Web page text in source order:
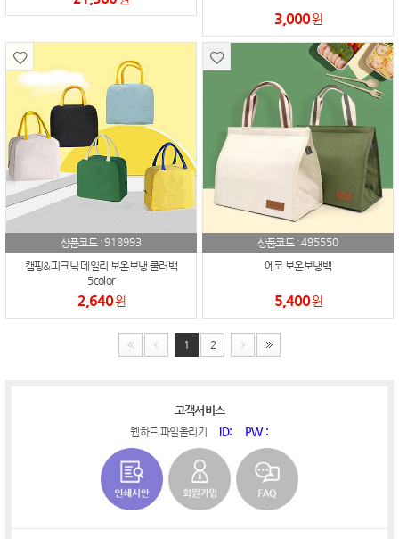
3,000원
상품코드 :918993
캠핑&피크닉 데일리 보온보냉 쿨러백
5color
2,640원
상품코드 :495550
에코 보온보냉백
5,400원
1 2
고객서비스
웹하드 파일올리기 ID: PW :